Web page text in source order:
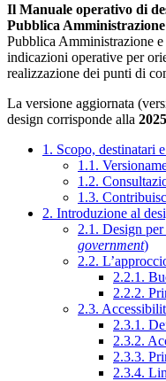
Il Manuale operativo di
Pubblica Amministrazione
Pubblica Amministrazione
indicazioni operative per
realizzazione dei punti di
La versione aggiornata
design corrisponde alla
1. Scopo, destinatari
1.1.
1.2.
1.3.
2. Introduzione al
2.1. Design
government)
2.2.
2.2.1.
2.2.2.
2.3.
2.3.1.
2.3.2.
2.3.3.
2.3.4.